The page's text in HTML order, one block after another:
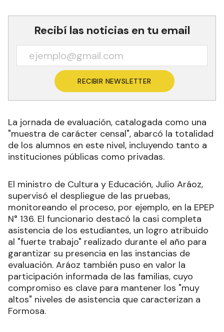
Recibí las noticias en tu email
RECIBIR NEWSLETTER
La jornada de evaluación, catalogada como una
"muestra de carácter censal", abarcó la totalidad
de los alumnos en este nivel, incluyendo tanto a
instituciones públicas como privadas.
El ministro de Cultura y Educación, Julio Aráoz,
supervisó el despliegue de las pruebas,
monitoreando el proceso, por ejemplo, en la EPEP
N° 136. El funcionario destacó la casi completa
asistencia de los estudiantes, un logro atribuido
al "fuerte trabajo" realizado durante el año para
garantizar su presencia en las instancias de
evaluación. Aráoz también puso en valor la
participación informada de las familias, cuyo
compromiso es clave para mantener los "muy
altos" niveles de asistencia que caracterizan a
Formosa.